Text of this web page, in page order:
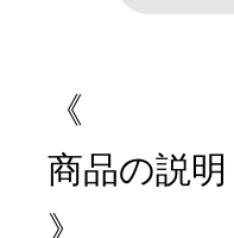
《
商品の説明
》